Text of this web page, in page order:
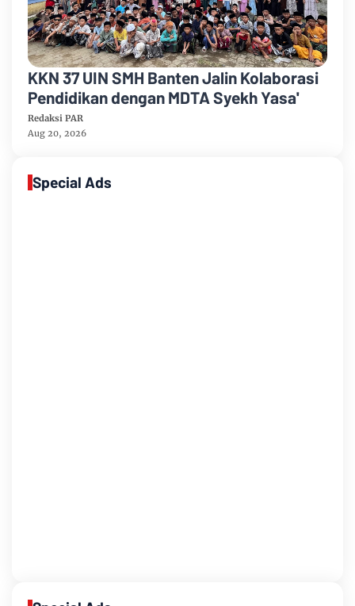
KKN 37 UIN SMH Banten Jalin Kolaborasi
Pendidikan dengan MDTA Syekh Yasa'
Redaksi PAR
Aug 20, 2026
Special Ads